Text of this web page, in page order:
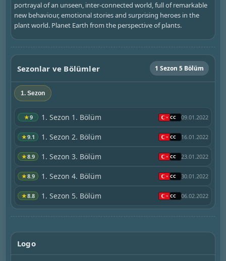
portrayal of an unseen, inter-connected world, full of remarkable
new behaviour, emotional stories and surprising heroes in the
plant world. Planet Earth from the perspective of plants.
Sezonlar ve Bölümler 1 Sezon 5 Bölüm
1. Sezon
★9 1. Sezon 1. Bölüm 09.01.2022
★9.1 1. Sezon 2. Bölüm 16.01.2022
★8.9 1. Sezon 3. Bölüm 23.01.2022
★8.9 1. Sezon 4. Bölüm 30.01.2022
★8.8 1. Sezon 5. Bölüm 06.02.2022
Logo